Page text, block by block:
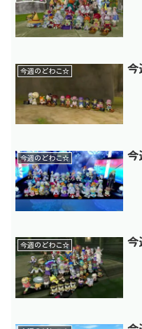
今週のどわこ☆ 今
今週のどわこ☆ 今
今週のどわこ☆ 今